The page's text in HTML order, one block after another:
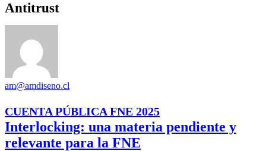
Antitrust
am@amdiseno.cl
CUENTA PÚBLICA FNE 2025
Interlocking: una materia pendiente y
relevante para la FNE